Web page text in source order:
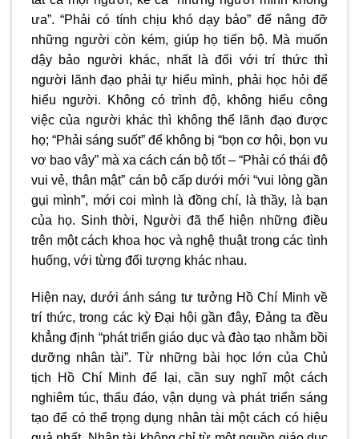
ưa”. “Phải có tính chịu khó dạy bảo” để nâng đỡ
những người còn kém, giúp họ tiến bộ. Mà muốn
dậy bảo người khác, nhất là đối với trí thức thì
người lãnh đạo phải tự hiểu mình, phải học hỏi để
hiểu người. Không có trình độ, không hiểu công
việc của người khác thì không thể lãnh đạo được
họ; “Phải sáng suốt” để không bị “bọn cơ hội, bọn vu
vơ bao vây” mà xa cách cán bộ tốt – “Phải có thái độ
vui vẻ, thân mật” cán bộ cấp dưới mới “vui lòng gần
gụi mình”, mới coi mình là đồng chí, là thầy, là bạn
của họ. Sinh thời, Người đã thể hiện những điều
trên một cách khoa học và nghệ thuật trong các tình
huống, với từng đối tượng khác nhau.
Hiện nay, dưới ánh sáng tư tưởng Hồ Chí Minh về
trí thức, trong các kỳ Đại hội gần đây, Đảng ta đều
khẳng định “phát triển giáo dục và đào tạo nhằm bồi
dưỡng nhân tài”. Từ những bài học lớn của Chủ
tịch Hồ Chí Minh để lại, cần suy nghĩ một cách
nghiêm túc, thấu đáo, vận dụng và phát triển sáng
tạo để có thể trọng dụng nhân tài một cách có hiệu